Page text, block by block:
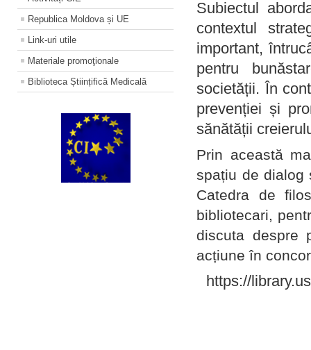
Republica Moldova și UE
Link-uri utile
Materiale promoţionale
Biblioteca Științifică Medicală
Subiectul
contextul
important,
pentru
societății. În
prevenției și
sănătății
Prin această
spațiu de dialog
Catedra de
bibliotecari,
discuta despre
acțiune în
https://